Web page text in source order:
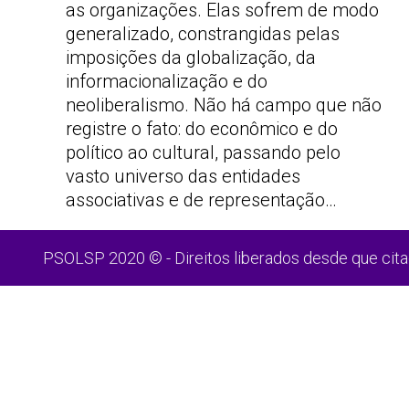
as organizações. Elas sofrem de modo
generalizado, constrangidas pelas
imposições da globalização, da
informacionalização e do
neoliberalismo. Não há campo que não
registre o fato: do econômico e do
político ao cultural, passando pelo
vasto universo das entidades
associativas e de representação…
PSOLSP 2020 © - Direitos liberados desde que